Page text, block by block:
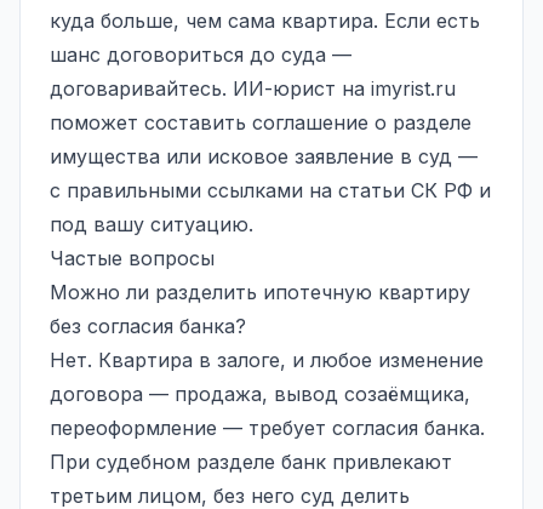
куда больше, чем сама квартира. Если есть
шанс договориться до суда —
договаривайтесь. ИИ-юрист на imyrist.ru
поможет составить соглашение о разделе
имущества или исковое заявление в суд —
с правильными ссылками на статьи СК РФ и
под вашу ситуацию.
Частые вопросы
Можно ли разделить ипотечную квартиру
без согласия банка?
Нет. Квартира в залоге, и любое изменение
договора — продажа, вывод созаёмщика,
переоформление — требует согласия банка.
При судебном разделе банк привлекают
третьим лицом, без него суд делить